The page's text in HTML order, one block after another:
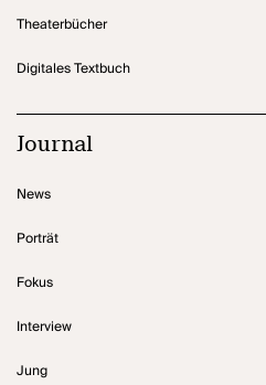
Theaterbücher
Digitales Textbuch
Journal
News
Porträt
Fokus
Interview
Jung